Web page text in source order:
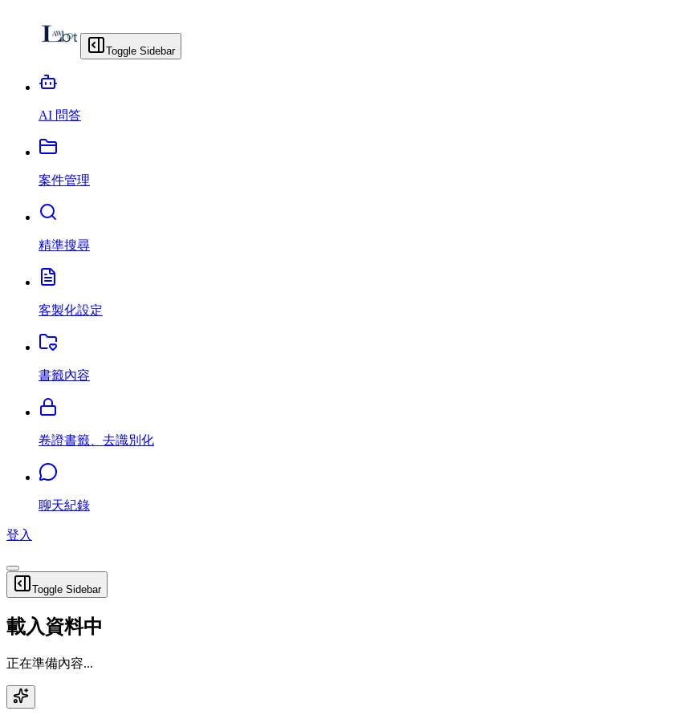
Toggle Sidebar
AI 問答
案件管理
精準搜尋
客製化設定
書籤內容
卷證書籤、去識別化
聊天紀錄
登入
Toggle Sidebar
載入資料中
正在準備內容...